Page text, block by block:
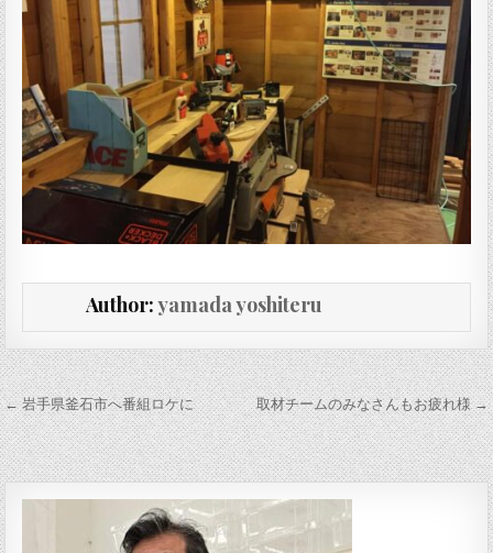
Author:yamada yoshiteru
投稿ナビゲーション
← 岩手県釜石市へ番組ロケに 取材チームのみなさんもお疲れ様 →